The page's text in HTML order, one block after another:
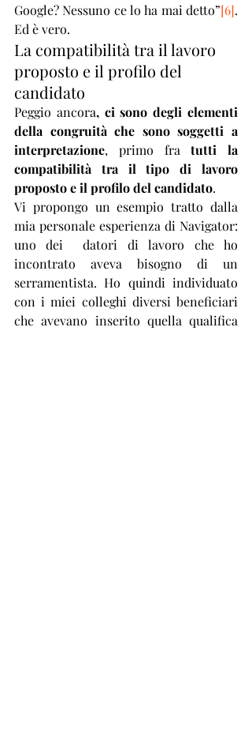
Google? Nessuno ce lo ha mai detto”[6].
Ed è vero.
La compatibilità tra il lavoro
proposto e il profilo del
candidato
Peggio ancora, ci sono degli elementi
della congruità che sono soggetti a
interpretazione, primo fra tutti la
compatibilità tra il tipo di lavoro
proposto e il profilo del candidato.
Vi propongo un esempio tratto dalla
mia personale esperienza di Navigator:
uno dei  datori di lavoro che ho
incontrato aveva bisogno di un
serramentista. Ho quindi individuato
con i miei colleghi diversi beneficiari
che avevano inserito quella qualifica